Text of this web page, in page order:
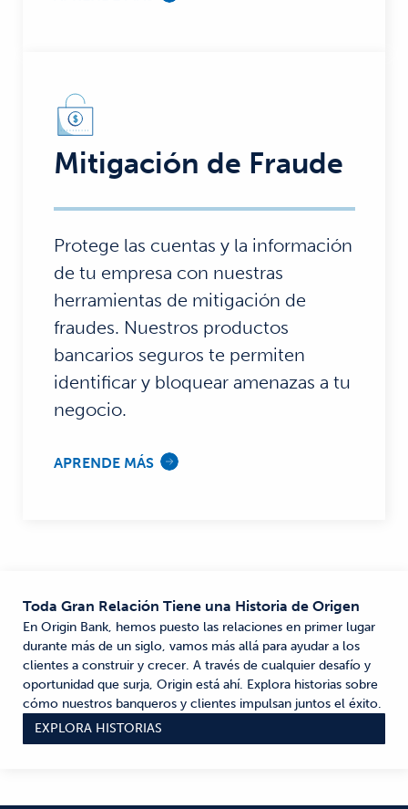
Mitigación de Fraude
Protege las cuentas y la información
de tu empresa con nuestras
herramientas de mitigación de
fraudes. Nuestros productos
bancarios seguros te permiten
identificar y bloquear amenazas a tu
negocio.
APRENDE MÁS
Toda Gran Relación Tiene una Historia de Origen
En Origin Bank, hemos puesto las relaciones en primer lugar
durante más de un siglo, vamos más allá para ayudar a los
clientes a construir y crecer. A través de cualquier desafío y
oportunidad que surja, Origin está ahí. Explora historias sobre
cómo nuestros banqueros y clientes impulsan juntos el éxito.
EXPLORA HISTORIAS